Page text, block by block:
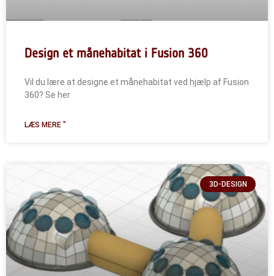
Design et månehabitat i Fusion 360
Vil du lære at designe et månehabitat ved hjælp af Fusion
360? Se her
LÆS MERE "
3D-DESIGN